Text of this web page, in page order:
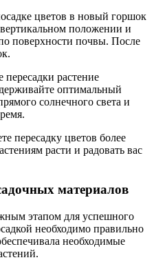
цветов в новый горшок
положении и
поверхности почвы. После
пересадки растение
оптимальный
солнечного света и
пересадку цветов более
расти и радовать вас
материалов
этапом для успешного
необходимо правильно
необходимые